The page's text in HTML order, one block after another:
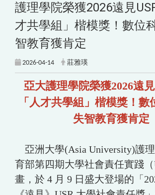
護理學院榮獲2026遠見
才共學組」楷模獎！數位
智教育獲肯定
2026-04-14 莊雅瑛
亞大護理學院榮獲2026遠
「人才共學組」楷模獎！數
失智教育獲肯定
亞洲大學(Asia University)護
育部第四期大學社會責任實踐
畫，於 4 月 9 日盛大登場的「